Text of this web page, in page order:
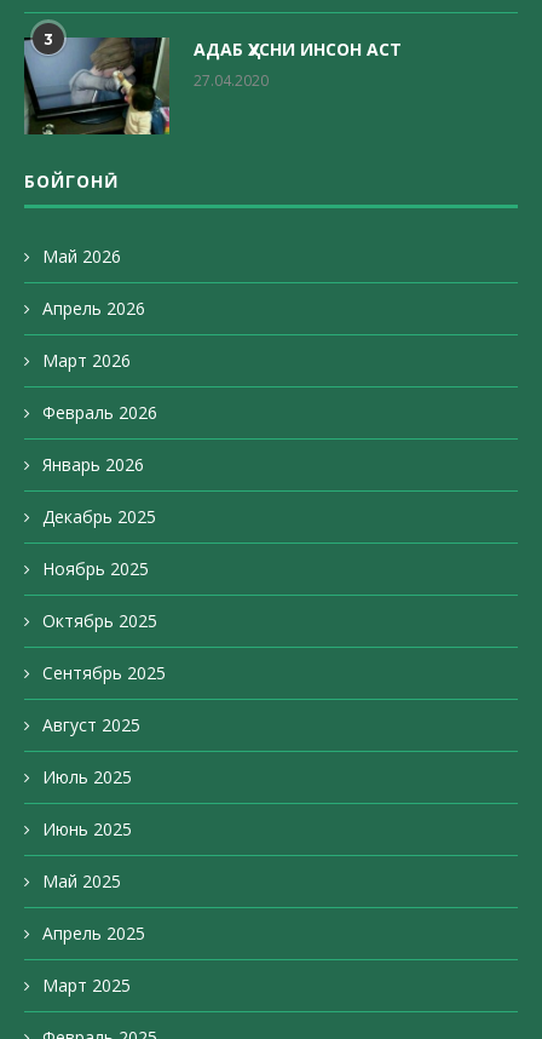
3 АДАБ ҲУСНИ ИНСОН АСТ
27.04.2020
БОЙГОНӢ
Май 2026
Апрель 2026
Март 2026
Февраль 2026
Январь 2026
Декабрь 2025
Ноябрь 2025
Октябрь 2025
Сентябрь 2025
Август 2025
Июль 2025
Июнь 2025
Май 2025
Апрель 2025
Март 2025